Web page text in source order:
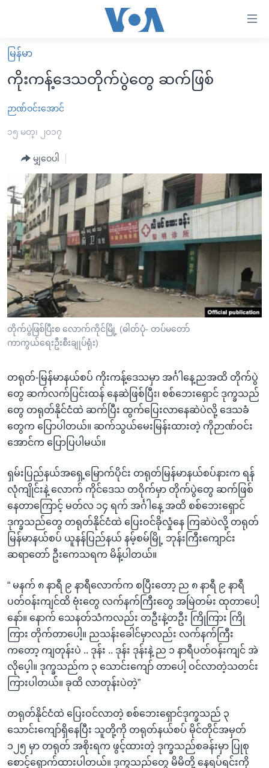
လွယ်ကူ
စေ
Link
များ
အကြောင်းအရာ
သို့
ကျော်
ကြည့်
ရန်
ပင်မ
အ
ညွန်း
စာမျက်နှာ
ကျော်
ရှာဖွေ
နေရာ
မူလစာမျက်နှာ
မြန်မာ
ကမ္ဘာ့သတင်းများ
နိုင်ငံတကာ
တရုတ်
အစ္စရေး-ပါလက်စတိုင်း
ဗွီဒီယို
ရပ်ဝန်းတခု လမ်းတခု အလွန်
အင်္ဂလိပ်စာလေ့လာမယ်
အမေရိကန်သုံးအီဒီယံ
မကြေးမုံရဲ့ အင်္ဂလိပ်စာ
ရုပ်ရှင်ထဲက အင်္ဂလိပ်စာ
သုတပဒေသာ အင်္ဂလိပ်စာ
အပတ်စဉ်ကဏ္ဍများ
ရေဒီယို
တီဗွီ
ရေဒီယိုနှင့်ရုပ်သံ အချက်အလက်များ
ရေဒီယို/တီဗွီအစီအစဉ်
Learning English
ဗွီအိုအေ လူမှုကွန်ယက်များ
ဘာသာစကားများ
မြန်မာ
ကိုးကန့်ဒေသတိုက်ပွဲတွေ ဆက်ဖြစ်
ဉာဏ်ဝင်းအောင်
၁၅ မတ္၊ ၂၀၁၇
မျှဝေပါ
တိုက်ပွဲဖြစ်ပြီးစ လောက်ကိုင်မြို့ (ဓါတ်ပုံ- တပ်မတော်
ကာကွယ်ရေးဦးစီးချုပ်ရုံး)
တရုတ်-မြန်မာနယ်စပ် ကိုးကန့်ဒေသမှာ အင်္ဂါနေ့ညအထိ တိုက်ပွဲ
တွေ ဆက်လက်ပြင်းထန် နေဆဲဖြစ်ပြီး၊ စစ်ဘေးရှောင် ဒုက္ခသည်
တွေ တရုတ်နိုင်ငံထဲ ဆက်ပြီး ထွက်ပြေးလာနေဆဲပဲလို့ ဒေသခံ
တွေက ပြောပါတယ်။ ဆက်သွယ်မေးမြန်းထားတဲ့ ကိုဉာဏ်ဝင်း
အောင်က ပြောပြပါမယ်။
ရှမ်းပြည်နယ်အရှေ့မြောက်ပိုင်း တရုတ်မြန်မာနယ်စပ်နားက ရန်
လုံကျိုင်းနဲ့ လောက် ကိုင်ဒေသ တဝိုက်မှာ တိုက်ပွဲတွေ ဆက်ဖြစ်
နေတာကြောင့် မတ်လ ၁၄ ရက် အင်္ဂါနေ့ အထိ စစ်ဘေးရှောင်
ဒုက္ခသည်တွေ တရုတ်နိုင်ငံထဲ ပြေးဝင်ခိုလှုံနေ ကြဆဲပဲလို့ တရုတ်
မြန်မာနယ်စပ် ယူနန်ပြည်နယ် နမ့်စမ်မြို့ ဘုန်းကြီးကျောင်း
ဆရာတော် ဦးကေသရက မိန့်ပါတယ်။
“ မနက် ၈ နာရီ ၉ နာရီလောက်က စပြီးတော့ ည ၈ နာရီ ၉ နာရီ
ပတ်ဝန်းကျင်ထိ ဗုံးတွေ လက်နက်ကြီးတွေ အမြဲတမ်း ထုတာပေါ့
နော်။ နောက် သေနတ်သံကလည်း တဦးနဲ့တဦး ကြိုကြား ကြို
ကြား တိုက်တာပေါ့။ ညသန်းခေါင်မှာလည်း လက်နက်ကြီး
ကတော့ ကျတုန်းပဲ .. ဒုန်း .. ဒုန်း ဒုန်းနဲ့ ည ၁ နာရီပတ်ဝန်းကျင် အဲ
လိုပေ့ါ။ ဒုက္ခသည်က ၃ သောင်းကျော် တာပေါ့ ဝင်လာတဲ့သတင်း
ကြားပါတယ်။ ခုထိ လာတုန်းပဲတဲ့”
တရုတ်နိုင်ငံထဲ ပြေးဝင်လာတဲ့ စစ်ဘေးရှောင်ဒုက္ခသည် ၃
သောင်းကျော်ရှိနေပြီး သူတို့ကို တရုတ်နယ်စပ် မိုင်တိုင်အမှတ်
၁၂၅ မှာ တရုတ် အစိုးရက ဖွင့်ထားတဲ့ ဒုက္ခသည်စခန်းမှာ ပြုစု
စောင့်ရှောက်ထားပါတယ်။ ဒုက္ခသည်တွေ မိမိတို့ နေရပ်ရင်းကို